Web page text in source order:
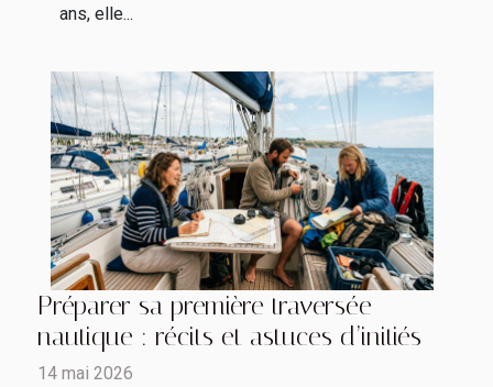
ans, elle...
Préparer sa première traversée
nautique : récits et astuces d’initiés
14 mai 2026